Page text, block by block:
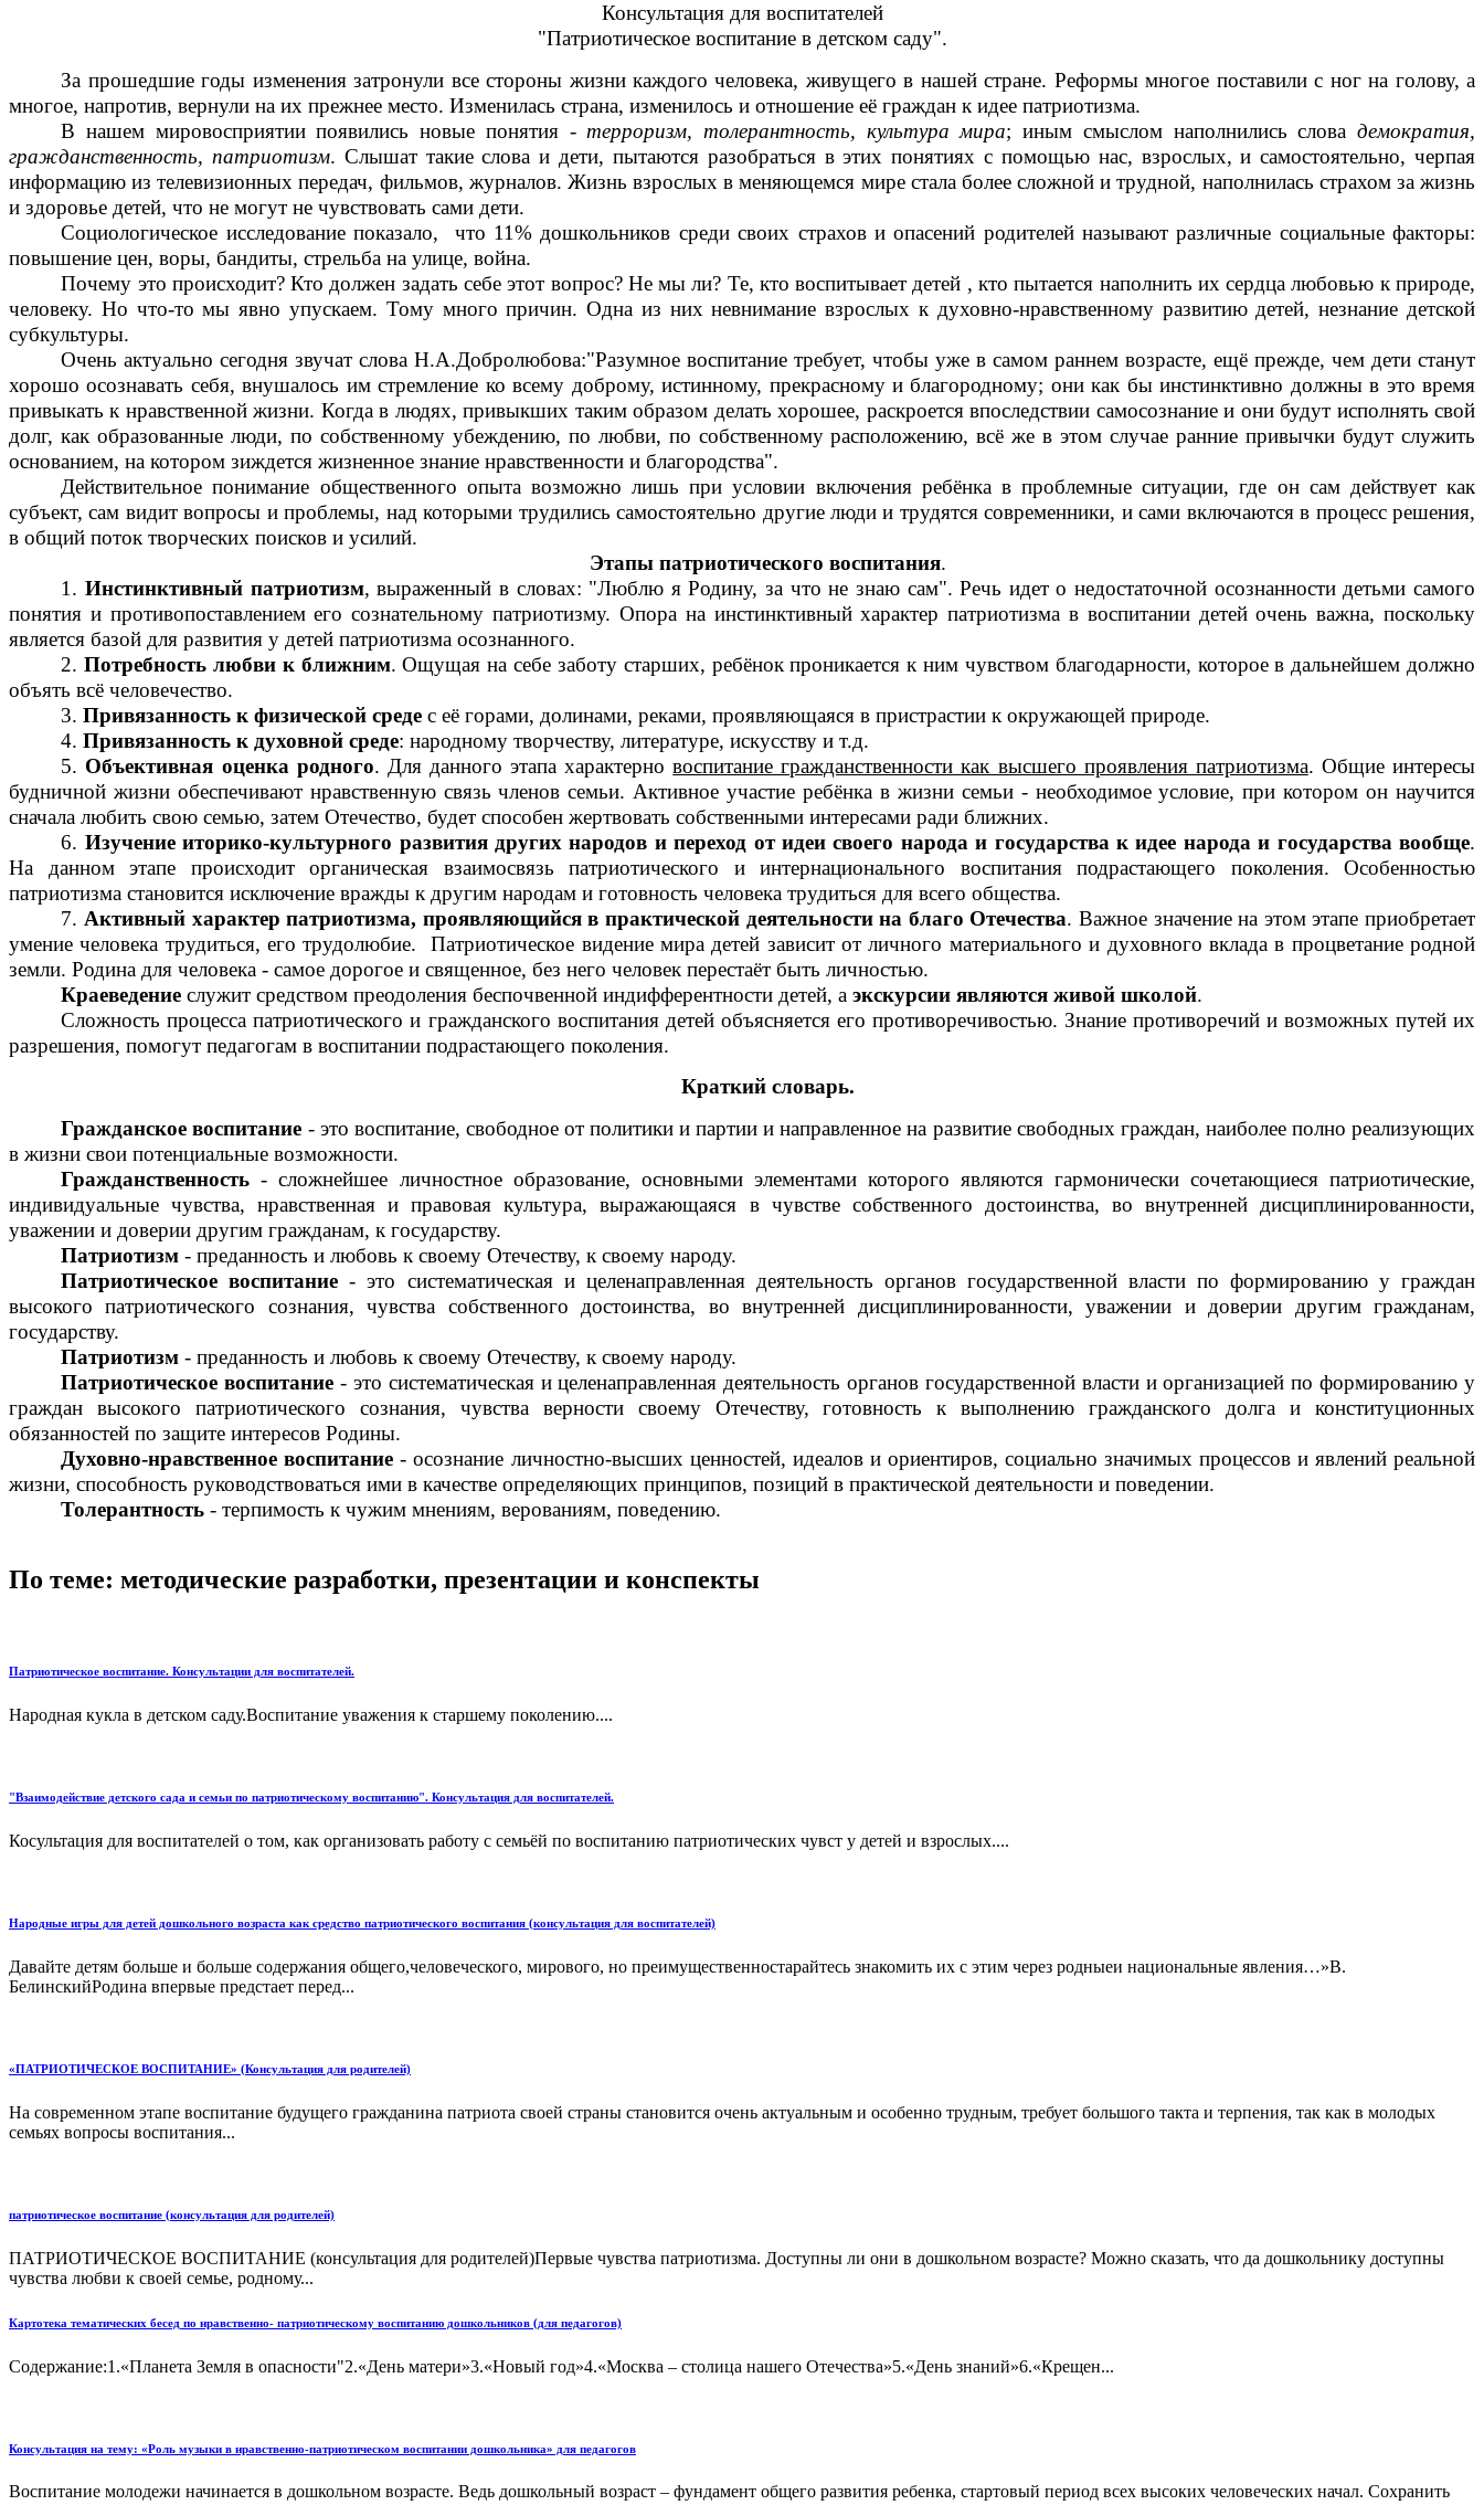
Консультация для воспитателей
"Патриотическое воспитание в детском саду".
За прошедшие годы изменения затронули все стороны жизни каждого человека, живущего в нашей стране. Реформы многое поставили с ног на голову, а
многое, напротив, вернули на их прежнее место. Изменилась страна, изменилось и отношение её граждан к идее патриотизма.
В нашем мировосприятии появились новые понятия - терроризм, толерантность, культура мира; иным смыслом наполнились словадемократия,
гражданственность, патриотизм. Слышат такие слова и дети, пытаются разобраться в этих понятиях с помощью нас, взрослых, и самостоятельно, черпая
информацию из телевизионных передач, фильмов, журналов. Жизнь взрослых в меняющемся мире стала более сложной и трудной, наполнилась страхом за жизнь
и здоровье детей, что не могут не чувствовать сами дети.
Социологическое исследование показало, что 11% дошкольников среди своих страхов и опасений родителей называют различные социальные факторы:
повышение цен, воры, бандиты, стрельба на улице, война.
Почему это происходит? Кто должен задать себе этот вопрос? Не мы ли? Те, кто воспитывает детей , кто пытается наполнить их сердца любовью к природе,
человеку. Но что-то мы явно упускаем. Тому много причин. Одна из них невнимание взрослых к духовно-нравственному развитию детей, незнание детской
субкультуры.
Очень актуально сегодня звучат слова Н.А.Добролюбова:"Разумное воспитание требует, чтобы уже в самом раннем возрасте, ещё прежде, чем дети станут
хорошо осознавать себя, внушалось им стремление ко всему доброму, истинному, прекрасному и благородному; они как бы инстинктивно должны в это время
привыкать к нравственной жизни. Когда в людях, привыкших таким образом делать хорошее, раскроется впоследствии самосознание и они будут исполнять свой
долг, как образованные люди, по собственному убеждению, по любви, по собственному расположению, всё же в этом случае ранние привычки будут служить
основанием, на котором зиждется жизненное знание нравственности и благородства".
Действительное понимание общественного опыта возможно лишь при условии включения ребёнка в проблемные ситуации, где он сам действует как
субъект, сам видит вопросы и проблемы, над которыми трудились самостоятельно другие люди и трудятся современники, и сами включаются в процесс решения,
в общий поток творческих поисков и усилий.
Этапы патриотического воспитания.
1. Инстинктивный патриотизм, выраженный в словах: "Люблю я Родину, за что не знаю сам". Речь идет о недостаточной осознанности детьми самого
понятия и противопоставлением его сознательному патриотизму. Опора на инстинктивный характер патриотизма в воспитании детей очень важна, поскольку
является базой для развития у детей патриотизма осознанного.
2.Потребность любви к ближним. Ощущая на себе заботу старших, ребёнок проникается к ним чувством благодарности, которое в дальнейшем должно
объять всё человечество.
3.Привязанность к физической среде с её горами, долинами, реками, проявляющаяся в пристрастии к окружающей природе.
4.Привязанность к духовной среде: народному творчеству, литературе, искусству и т.д.
5. Объективная оценка родного. Для данного этапа характерновоспитание гражданственности как высшего проявления патриотизма. Общие интересы
будничной жизни обеспечивают нравственную связь членов семьи. Активное участие ребёнка в жизни семьи - необходимое условие, при котором он научится
сначала любить свою семью, затем Отечество, будет способен жертвовать собственными интересами ради ближних.
6. Изучение иторико-культурного развития других народов и переход от идеи своего народа и государства к идее народа и государства вообще.
На данном этапе происходит органическая взаимосвязь патриотического и интернационального воспитания подрастающего поколения. Особенностью
патриотизма становится исключение вражды к другим народам и готовность человека трудиться для всего общества.
7. Активный характер патриотизма, проявляющийся в практической деятельности на благо Отечества. Важное значение на этом этапе приобретает
умение человека трудиться, его трудолюбие. Патриотическое видение мира детей зависит от личного материального и духовного вклада в процветание родной
земли. Родина для человека - самое дорогое и священное, без него человек перестаёт быть личностью.
Краеведениеслужит средством преодоления беспочвенной индифферентности детей, аэкскурсии являются живой школой.
Сложность процесса патриотического и гражданского воспитания детей объясняется его противоречивостью. Знание противоречий и возможных путей их
разрешения, помогут педагогам в воспитании подрастающего поколения.
Краткий словарь.
Гражданское воспитание - это воспитание, свободное от политики и партии и направленное на развитие свободных граждан, наиболее полно реализующих
в жизни свои потенциальные возможности.
Гражданственность - сложнейшее личностное образование, основными элементами которого являются гармонически сочетающиеся патриотические,
индивидуальные чувства, нравственная и правовая культура, выражающаяся в чувстве собственного достоинства, во внутренней дисциплинированности,
уважении и доверии другим гражданам, к государству.
Патриотизм - преданность и любовь к своему Отечеству, к своему народу.
Патриотическое воспитание - это систематическая и целенаправленная деятельность органов государственной власти по формированию у граждан
высокого патриотического сознания, чувства собственного достоинства, во внутренней дисциплинированности, уважении и доверии другим гражданам,
государству.
Патриотизм - преданность и любовь к своему Отечеству, к своему народу.
Патриотическое воспитание- это систематическая и целенаправленная деятельность органов государственной власти и организацией по формированию у
граждан высокого патриотического сознания, чувства верности своему Отечеству, готовность к выполнению гражданского долга и конституционных
обязанностей по защите интересов Родины.
Духовно-нравственное воспитание - осознание личностно-высших ценностей, идеалов и ориентиров, социально значимых процессов и явлений реальной
жизни, способность руководствоваться ими в качестве определяющих принципов, позиций в практической деятельности и поведении.
Толерантность - терпимость к чужим мнениям, верованиям, поведению.
По теме: методические разработки, презентации и конспекты
Патриотическое воспитание. Консультации для воспитателей.
Народная кукла в детском саду.Воспитание уважения к старшему поколению....
"Взаимодействие детского сада и семьи по патриотическому воспитанию". Консультация для воспитателей.
Косультация для воспитателей о том, как организовать работу с семьёй по воспитанию патриотических чувст у детей и взрослых....
Народные игры для детей дошкольного возраста как средство патриотического воспитания (консультация для воспитателей)
Давайте детям больше и больше содержания общего,человеческого, мирового, но преимущественностарайтесь знакомить их с этим через родныеи национальные явления…»В.
БелинскийРодина впервые предстает перед...
«ПАТРИОТИЧЕСКОЕ ВОСПИТАНИЕ» (Консультация для родителей)
На современном этапе воспитание будущего гражданина патриота своей страны становится очень актуальным и особенно трудным, требует большого такта и терпения, так как в молодых
семьях вопросы воспитания...
патриотическое воспитание (консультация для родителей)
ПАТРИОТИЧЕСКОЕ ВОСПИТАНИЕ (консультация для родителей)Первые чувства патриотизма. Доступны ли они в дошкольном возрасте? Можно сказать, что да дошкольнику доступны
чувства любви к своей семье, родному...
Картотека тематических бесед по нравственно- патриотическому воспитанию дошкольников (для педагогов)
Содержание:1.«Планета Земля в опасности"2.«День матери»3.«Новый год»4.«Москва – столица нашего Отечества»5.«День знаний»6.«Крещен...
Консультация на тему: «Роль музыки в нравственно-патриотическом воспитании дошкольника» для педагогов
Воспитание молодежи начинается в дошкольном возрасте. Ведь дошкольный возраст – фундамент общего развития ребенка, стартовый период всех высоких человеческих начал. Сохранить